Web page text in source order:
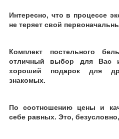
Интересно, что в процессе
не теряет свой
Комплект постельного
отличный выбор для Вас
хороший подарок для
знакомых.
По соотношению цены и
себе равных. Это,